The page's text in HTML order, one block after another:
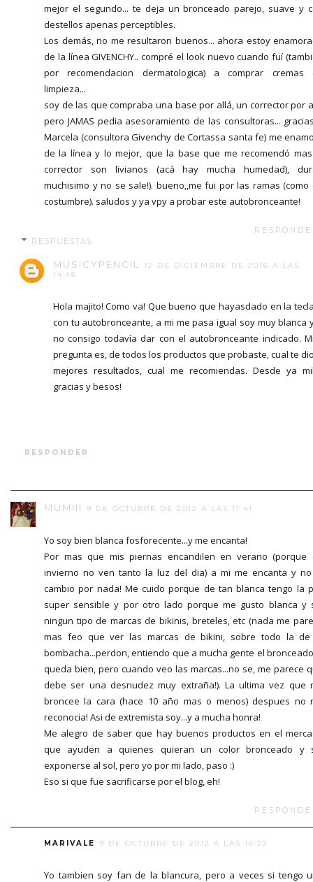
mejor el segundo... te deja un bronceado parejo, suave y
destellos apenas perceptibles.
Los demás, no me resultaron buenos... ahora estoy
de la línea GIVENCHY.. compré el look nuevo cuando fuí
por recomendacion dermatologica) a comprar cremas
limpieza...
soy de las que compraba una base por allá, un corrector por
pero JAMAS pedia asesoramiento de las consultoras...
Marcela (consultora Givenchy de Cortassa santa fe) me
de la línea y lo mejor, que la base que me recomendó
corrector son livianos (acá hay mucha humedad),
muchisimo y no se sale!). bueno,,me fui por las ramas (como
costumbre). saludos y ya vpy a probar este autobronceante!
RESPUESTAS
MUSICYPENCIL
12 DE DICIEMBRE DE 2016 A LAS
14:46
Hola majito! Como va! Que bueno que hayasdado en la
con tu autobronceante, a mi me pasa igual soy muy blanca
no consigo todavía dar con el autobronceante indicado.
pregunta es, de todos los productos que probaste, cual te
mejores resultados, cual me recomiendas. Desde ya
gracias y besos!
RESPONDER
MUMIII 9 DE OCTUBRE DE 2012 A LAS 11:41
Yo soy bien blanca fosforecente...y me encanta!
Por mas que mis piernas encandilen en verano (porque
invierno no ven tanto la luz del dia) a mi me encanta y
cambio por nada! Me cuido porque de tan blanca tengo la
super sensible y por otro lado porque me gusto blanca y
ningun tipo de marcas de bikinis, breteles, etc (nada me
mas feo que ver las marcas de bikini, sobre todo la
bombacha...perdon, entiendo que a mucha gente el
queda bien, pero cuando veo las marcas...no se, me parece
debe ser una desnudez muy extraña!). La ultima vez que
broncee la cara (hace 10 año mas o menos) despues no
reconocia! Asi de extremista soy...y a mucha honra!
Me alegro de saber que hay buenos productos en el
que ayuden a quienes quieran un color bronceado y
exponerse al sol, pero yo por mi lado, paso :)
Eso si que fue sacrificarse por el blog, eh!
MARIVALE 9 DE OCTUBRE DE 2012 A LAS 16:23
Yo tambien soy fan de la blancura, pero a veces si tengo